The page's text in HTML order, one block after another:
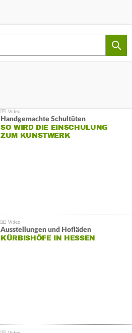
Handgemachte Schultüten
SO WIRD DIE EINSCHULUNG
ZUM KUNSTWERK
Ausstellungen und Hofläden
KÜRBISHÖFE IN HESSEN